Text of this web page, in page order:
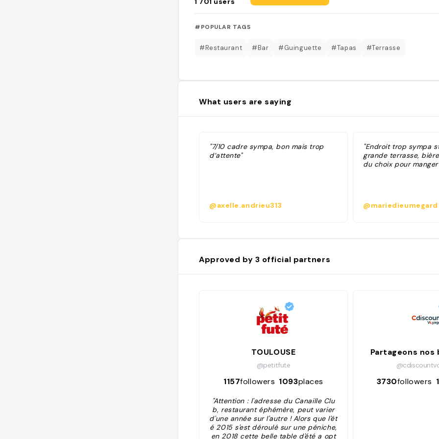
#POPULAR TAGS
#Restaurant #Bar #Guinguette #Tapas #Terrasse
What users are saying
"7/10 cadre sympa, bon mais trop
d’attente"
@axelle.andrieu313
"Endroit trop sympa
grande terrasse,
du choix pour
@mariedieumegard
Approved by 3 official partners
TOULOUSE
@petitfute
1157followers 1093places
"Attention : l'adresse du Canaille Clu
b, restaurant éphémère, peut varier
d'une année sur l'autre ! Alors que l'ét
é 2015 s'est déroulé sur une péniche,
en 2018 cette belle table d'été a opt
Partageons nos
3730followers